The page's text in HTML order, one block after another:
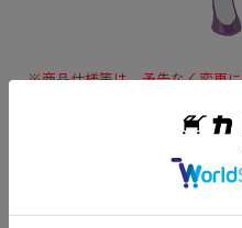
※商品仕様等は、予告なく変更
※早期予約特典はご注文に同梱